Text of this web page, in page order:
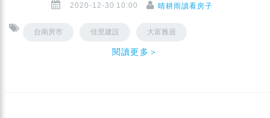
2020-12-30 10:00 晴耕雨讀看房子
台南房市 佳里建設 大富雅居
閱讀更多＞